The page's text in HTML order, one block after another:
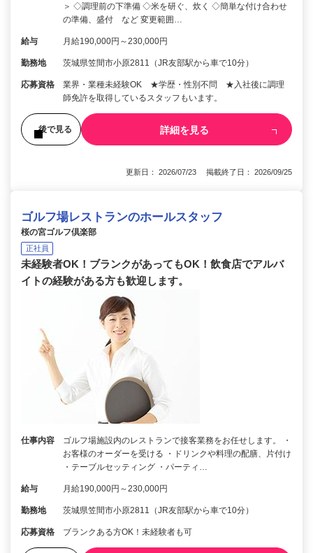
＞ ◇調理前の下準備 ◇米を研ぐ、炊く ◇簡単な付け合わせ
の準備、盛付 など 変更範囲…
給与 月給190,000円～230,000円
勤務地 茨城県笠間市小原2811（JR友部駅から車で10分）
応募資格
業界・業種未経験OK ★学歴・性別不問 ★入社後に調理
師免許を取得しているスタッフもいます。
後で見る 詳細を見る
更新日： 2026/07/23 掲載終了日： 2026/09/25
ゴルフ場レストランのホールスタッフ
桜の宮ゴルフ倶楽部
正社員
未経験者OK！ブランクがあってもOK！飲食店でアルバ
イトの経験がある方も歓迎します。
仕事内容
ゴルフ場施設内のレストランで接客業務をお任せします。 ・
お客様のオーダーを受ける ・ドリンクや料理の配膳、片付け
・テーブルセッティング ・パーティ…
給与 月給190,000円～230,000円
勤務地 茨城県笠間市小原2811（JR友部駅から車で10分）
応募資格 ブランクある方OK！未経験者も可